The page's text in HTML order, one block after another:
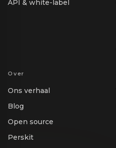
API & white-label
Over
Ons verhaal
Blog
Open source
Perskit